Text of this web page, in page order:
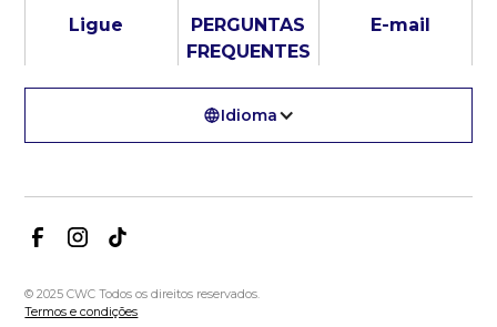
Ligue
PERGUNTAS
FREQUENTES
E-mail
Idioma
© 2025 CWC Todos os direitos reservados.
Termos e condições